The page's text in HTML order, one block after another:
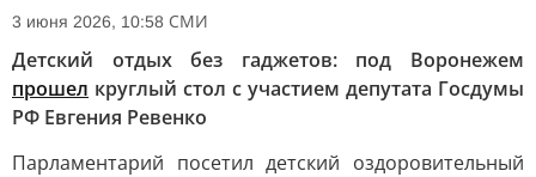
3 июня 2026, 10:58 СМИ
Детский отдых без гаджетов: под Воронежем
прошел круглый стол с участием депутата Госдумы
РФ Евгения Ревенко
Парламентарий посетил детский оздоровительный